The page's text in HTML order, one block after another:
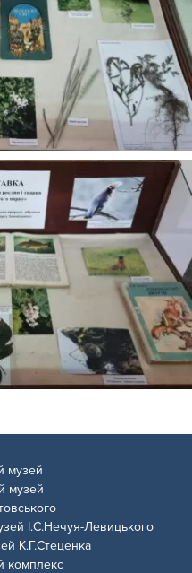
музей
музей
І.С.Нечуя-Левицького
К.Г.Стеценка
комплекс